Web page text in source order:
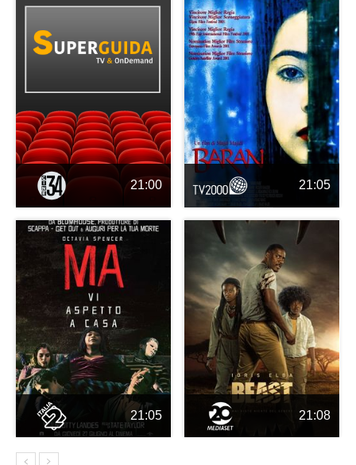
21:00 21:05
21:05 21:08